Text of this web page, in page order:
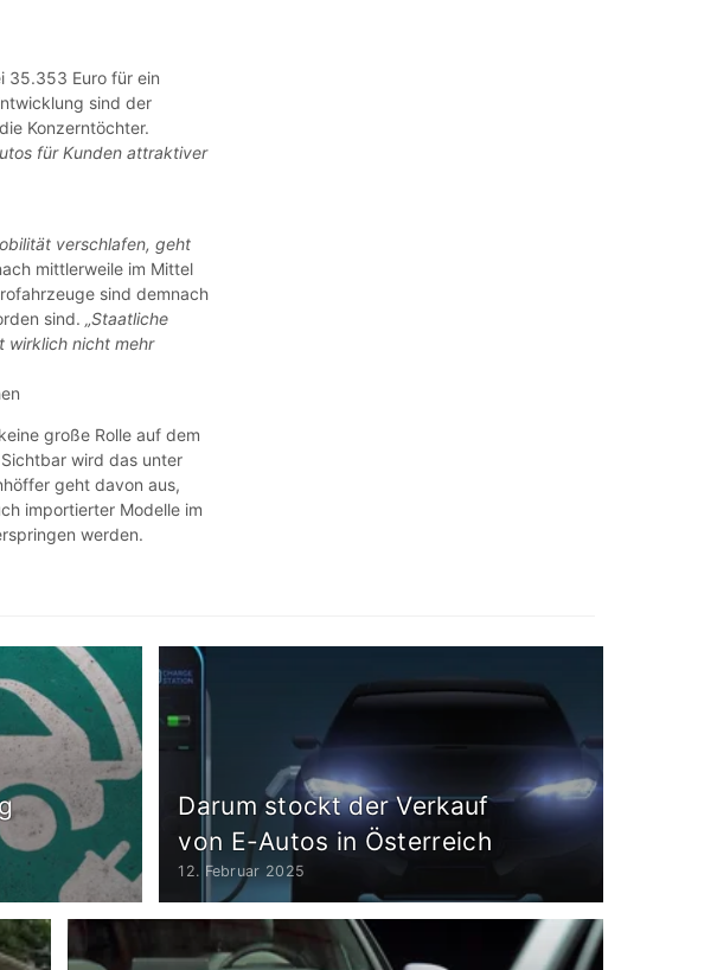
35.353 Euro für ein
sind der
Konzerntöchter.
für Kunden attraktiver
verschlafen, geht
mittlerweile im Mittel
sind demnach
sind.„Staatliche
wirklich nicht mehr
große Rolle auf dem
wird das unter
geht davon aus,
importierter Modelle im
werden.
Darum stockt der Verkauf
von E-Autos in Österreich
12. Februar 2025